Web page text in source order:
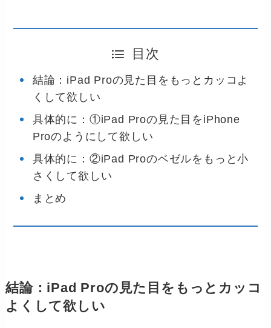
目次
結論：iPad Proの見た目をもっとカッコよ
くして欲しい
具体的に：①iPad Proの見た目をiPhone
Proのようにして欲しい
具体的に：②iPad Proのベゼルをもっと小
さくして欲しい
まとめ
結論：iPad Proの見た目をもっとカッコ
よくして欲しい